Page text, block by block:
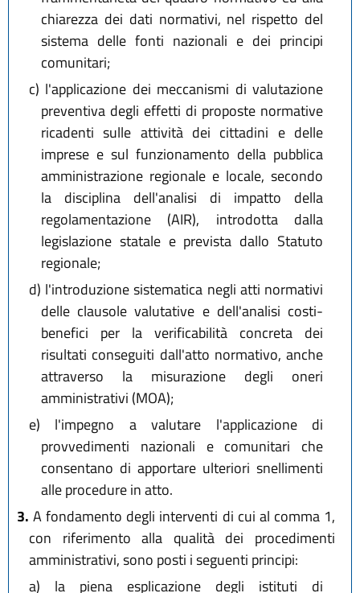
chiarezza dei dati normativi, nel rispetto del
sistema delle fonti nazionali e dei principi
comunitari;
c) l'applicazione dei meccanismi di valutazione
preventiva degli effetti di proposte normative
ricadenti sulle attività dei cittadini e delle
imprese e sul funzionamento della pubblica
amministrazione regionale e locale, secondo
la disciplina dell'analisi di impatto della
regolamentazione (AIR), introdotta dalla
legislazione statale e prevista dallo Statuto
regionale;
d) l'introduzione sistematica negli atti normativi
delle clausole valutative e dell'analisi costi-
benefici per la verificabilità concreta dei
risultati conseguiti dall'atto normativo, anche
attraverso la misurazione degli oneri
amministrativi (MOA);
e) l'impegno a valutare l'applicazione di
provvedimenti nazionali e comunitari che
consentano di apportare ulteriori snellimenti
alle procedure in atto.
3. A fondamento degli interventi di cui al comma 1,
con riferimento alla qualità dei procedimenti
amministrativi, sono posti i seguenti principi:
a) la piena esplicazione degli istituti di